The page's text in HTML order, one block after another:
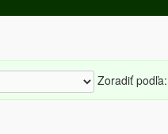
Zoradiť podľa: